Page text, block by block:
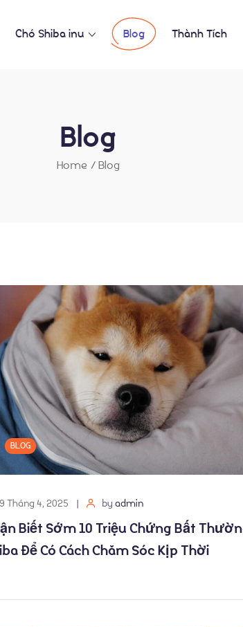
Chó Shiba inu Blog Thành Tích
Blog
Home / Blog
BLOG
9 Tháng 4, 2025 by admin
Biết Sớm 10 Triệu Chứng Bất
Để Có Cách Chăm Sóc Kịp Thời